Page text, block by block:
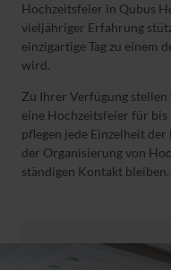
Hochzeitsfeier in Qubus
vieljähriger Erfahrung
einzigartige Tag zu einem
wird.
Zu Ihrer Verfügung stellen
eine Hochzeitsfeier für
pflegen jede Einzelheit
der Organisierung von
ständigen Kontakt bleiben.